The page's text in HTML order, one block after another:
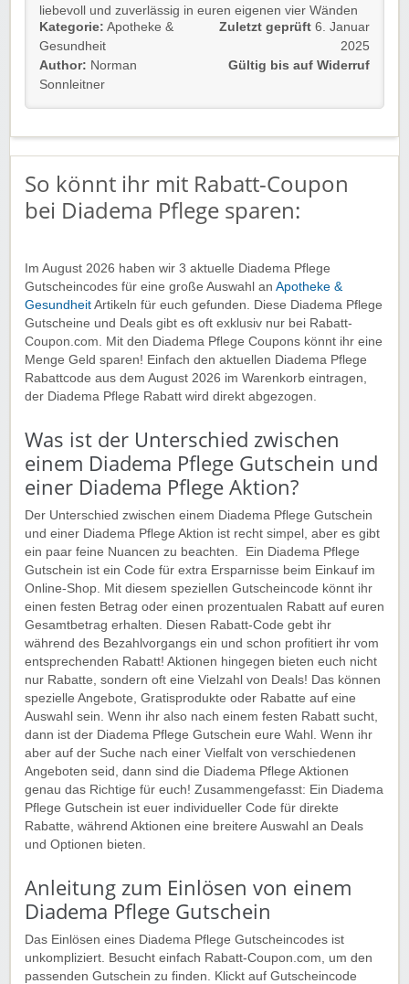
Rabatt-Coupon 🐼 wünscht euch viel Spaß beim
Shoppen, Stöbern & Sparen!
liebevoll und zuverlässig in euren eigenen vier Wänden
unterstützen.
💡Was euch erwartet:
Erfahrung zählt:Über 3.500 erfolgreiche
Vermittlungen sprechen für uns.
100 % legal:
Rechtlich abgesicherte
Betreuungskräfte für eure Sicherheit.
Kundenzufriedenheit:4,9 von 5 Sternen –
Eure Bedürfnisse stehen bei uns im Mittelpunkt. Lasst
euch unverbindlich beraten und sichert euch ein Leben
voller Entlastung und Fürsorge.
Rabatt-Coupon 🐼 wünscht euch viel Spaß beim
Shoppen, Stöbern & Sparen!
Kategorie: Apotheke &
Gesundheit
Author: Norman
Sonnleitner
Zuletzt geprüft 6. Januar
2025
Gültig bis auf Widerruf
So könnt ihr mit Rabatt-Coupon
bei Diadema Pflege sparen:
Im August 2026 haben wir 3 aktuelle Diadema Pflege
Gutscheincodes für eine große Auswahl an Apotheke &
Gesundheit Artikeln für euch gefunden. Diese Diadema Pflege
Gutscheine und Deals gibt es oft exklusiv nur bei Rabatt-
Coupon.com. Mit den Diadema Pflege Coupons könnt ihr eine
Menge Geld sparen! Einfach den aktuellen Diadema Pflege
Rabattcode aus dem August 2026 im Warenkorb eintragen,
der Diadema Pflege Rabatt wird direkt abgezogen.
Was ist der Unterschied zwischen
einem Diadema Pflege Gutschein und
einer Diadema Pflege Aktion?
Der Unterschied zwischen einem Diadema Pflege Gutschein
und einer Diadema Pflege Aktion ist recht simpel, aber es gibt
ein paar feine Nuancen zu beachten. Ein Diadema Pflege
Gutschein ist ein Code für extra Ersparnisse beim Einkauf im
Online-Shop. Mit diesem speziellen Gutscheincode könnt ihr
einen festen Betrag oder einen prozentualen Rabatt auf euren
Gesamtbetrag erhalten. Diesen Rabatt-Code gebt ihr
während des Bezahlvorgangs ein und schon profitiert ihr vom
entsprechenden Rabatt! Aktionen hingegen bieten euch nicht
nur Rabatte, sondern oft eine Vielzahl von Deals! Das können
spezielle Angebote, Gratisprodukte oder Rabatte auf eine
Auswahl sein. Wenn ihr also nach einem festen Rabatt sucht,
dann ist der Diadema Pflege Gutschein eure Wahl. Wenn ihr
aber auf der Suche nach einer Vielfalt von verschiedenen
Angeboten seid, dann sind die Diadema Pflege Aktionen
genau das Richtige für euch! Zusammengefasst: Ein Diadema
Pflege Gutschein ist euer individueller Code für direkte
Rabatte, während Aktionen eine breitere Auswahl an Deals
und Optionen bieten.
Anleitung zum Einlösen von einem
Diadema Pflege Gutschein
Das Einlösen eines Diadema Pflege Gutscheincodes ist
unkompliziert. Besucht einfach Rabatt-Coupon.com, um den
passenden Gutschein zu finden. Klickt auf Gutscheincode